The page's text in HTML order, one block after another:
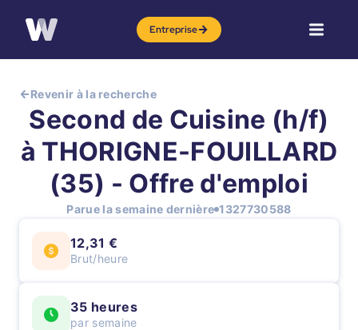
Entreprise
Revenir à la recherche
Second de Cuisine (h/f)
à THORIGNE-FOUILLARD
(35) - Offre d'emploi
Parue la semaine dernière 1327730588
12,31 €
Brut/heure
35 heures
par semaine